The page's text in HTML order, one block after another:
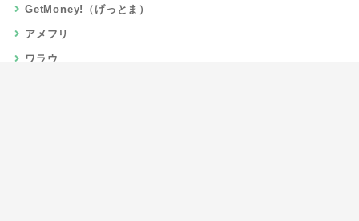
GetMoney!（げっとま）
アメフリ
ワラウ